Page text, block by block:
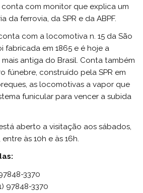
conta com monitor que explica um
da ferrovia, da SPR e da ABPF.
com a locomotiva n. 15 da São
fabricada em 1865 e é hoje a
antiga do Brasil. Conta também
fúnebre, construído pela SPR em
as locomotivas a vapor que
funicular para vencer a subida
aberto a visitação aos sábados,
às 10h e às 16h.
3370
97848-3370